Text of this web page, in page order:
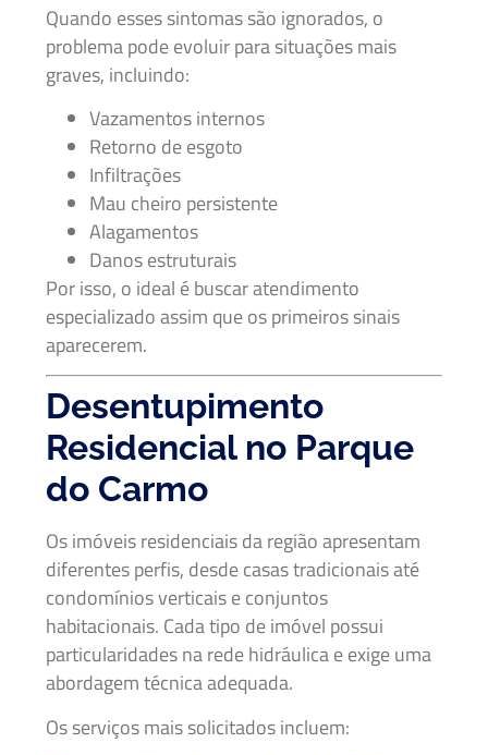
Quando esses sintomas são ignorados, o
problema pode evoluir para situações mais
graves, incluindo:
Vazamentos internos
Retorno de esgoto
Infiltrações
Mau cheiro persistente
Alagamentos
Danos estruturais
Por isso, o ideal é buscar atendimento
especializado assim que os primeiros sinais
aparecerem.
Desentupimento
Residencial no Parque
do Carmo
Os imóveis residenciais da região apresentam
diferentes perfis, desde casas tradicionais até
condomínios verticais e conjuntos
habitacionais. Cada tipo de imóvel possui
particularidades na rede hidráulica e exige uma
abordagem técnica adequada.
Os serviços mais solicitados incluem: